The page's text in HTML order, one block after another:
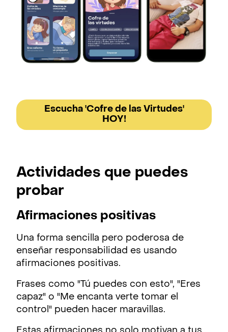
Escucha 'Cofre de las Virtudes'
HOY!
Actividades que puedes
probar
Afirmaciones positivas
Una forma sencilla pero poderosa de
enseñar responsabilidad es usando
afirmaciones positivas.
Frases como "Tú puedes con esto", "Eres
capaz" o "Me encanta verte tomar el
control" pueden hacer maravillas.